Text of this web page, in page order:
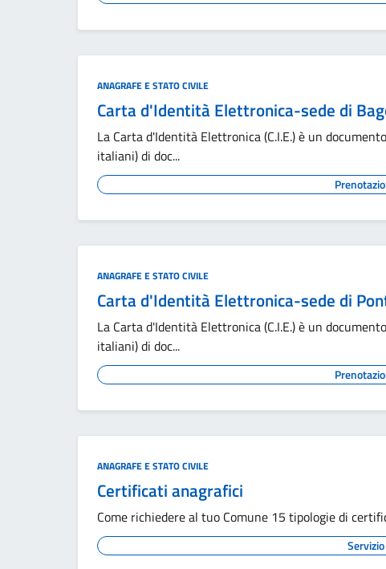
ANAGRAFE E STATO CIVILE
Carta d'Identità Elettronica-sede di
La Carta d'Identità Elettronica (C.I.E.) è un
italiani) di doc...
ANAGRAFE E STATO CIVILE
Carta d'Identità Elettronica-sede di
La Carta d'Identità Elettronica (C.I.E.) è un
italiani) di doc...
ANAGRAFE E STATO CIVILE
Certificati anagrafici
Come richiedere al tuo Comune 15 tipologie di